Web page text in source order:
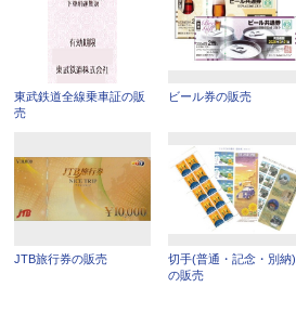
東武鉄道全線乗車証の販
売
ビール券の販売
JTB旅行券の販売
切手(普通・記念・別納)
の販売